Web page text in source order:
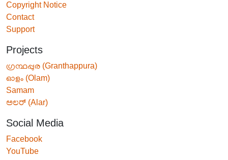
Copyright Notice
Contact
Support
Projects
ഗ്രന്ഥപ്പുര (Granthappura)
ഓളം (Olam)
Samam
ಅಲರ್ (Alar)
Social Media
Facebook
YouTube